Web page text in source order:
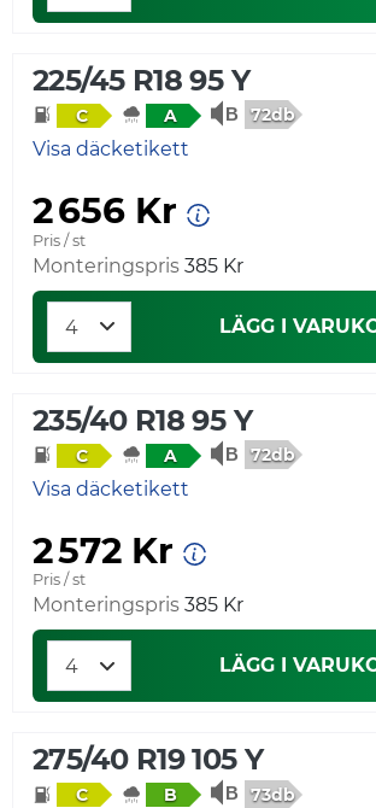
225/45 R18 95 Y
C A 72db
Visa däcketikett
2 656 Kr
Pris / st
Monteringspris 385 Kr
LÄGG I
235/40 R18 95 Y
C A 72db
Visa däcketikett
2 572 Kr
Pris / st
Monteringspris 385 Kr
LÄGG I
275/40 R19 105 Y
C B 73db